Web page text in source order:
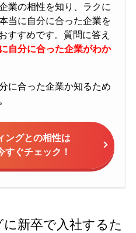
業の相性を知り、ラクに
当に自分に合った企業を
すすめです。質問に答え
自分に合った企業がわか
に合った企業か知るため
ングとの相性は
すぐチェック！
新卒で入社するた